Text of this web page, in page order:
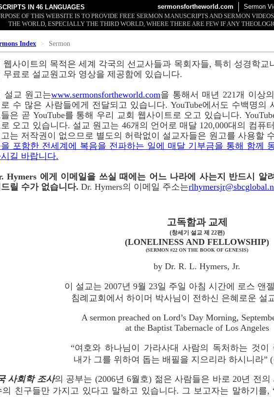
IN 46 LANGUAGES sermonsfortheworld.com Sermon
OF THIS WEBSITE IS TO PROVIDE FREE SERMON MANUSCRIPTS AND SERMON
THE WORLD, ESPECIALLY THE THIRD WORLD, WHERE THERE ARE FEW IF ANY
Index Sermon
웹사이트의 목적은 세계 각국의 선교사들과 목회자들, 특히 성경학교
무료로 설교원고와 영상을 제공함에 있습니다.
설교 원고는www.sermonsfortheworld.com을 통해서 매년 221개 이상
수 많은 사람들에게 전달되고 있습니다. YouTube에서도 수백명의
은 곧 YouTube를 통해 우리 교회 웹사이트로 오고 있습니다.
오고 있습니다. 설교 원고는 46개의 언어로 매달 120,000대의 컴퓨
는 저작권이 없으므로 별도의 허락없이 설교자들은 원고를 사용할
포함한 전세계에 복음을 전파하는 일에 매달 기부금을 통해 함께
길 바랍니다.
Hymers 에게 이메일을 쓰실 때에는 어느 나라에 사는지 반드시 알
릴 수가 없습니다. Dr. Hymers의 이메일 주소는
고독함과 교제
(창세기 설교 제 22편)
(LONELINESS AND FELLOWSHIP)
(SERMON #22 ON THE BOOK OF GENESIS)
by Dr. R. L. Hymers, Jr.
이 설교는 2007년 9월 23일 주일 아침 시간에 로스 앤
침례교회에서 하이머 박사님이 전하신 은혜로운 설
A sermon preached on Lord’s Day Morning,
at the Baptist Tabernacle of Los Angeles
“여호와 하나님이 가라사대 사람의 독처하는 것이
내가 그를 위하여 돕는 배필을 지으리라 하시니라” (
사회학 조사의 공부는 (2006년 6월호) 젊은 사람들은 바로 20년 전
의 친구들만 가지고 있다고 말하고 있습니다. 그 보고자는 말하기를,